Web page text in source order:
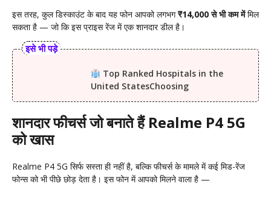
इस तरह, कुल डिस्काउंट के बाद यह फोन आपको लगभग₹14,000 से भी कम मेंमिल
सकता है — जो कि इस प्राइस रेंज में एक शानदार डील है।
इसे भी पड़े
Top Ranked Hospitals in the
United StatesChoosing
शानदार फीचर्स जो बनाते हैं Realme P4 5G
को खास
Realme P4 5G सिर्फ सस्ता ही नहीं है, बल्कि फीचर्स के मामले में कई मिड-रेंज
फोन्स को भी पीछे छोड़ देता है। इस फोन में आपको मिलने वाला है —